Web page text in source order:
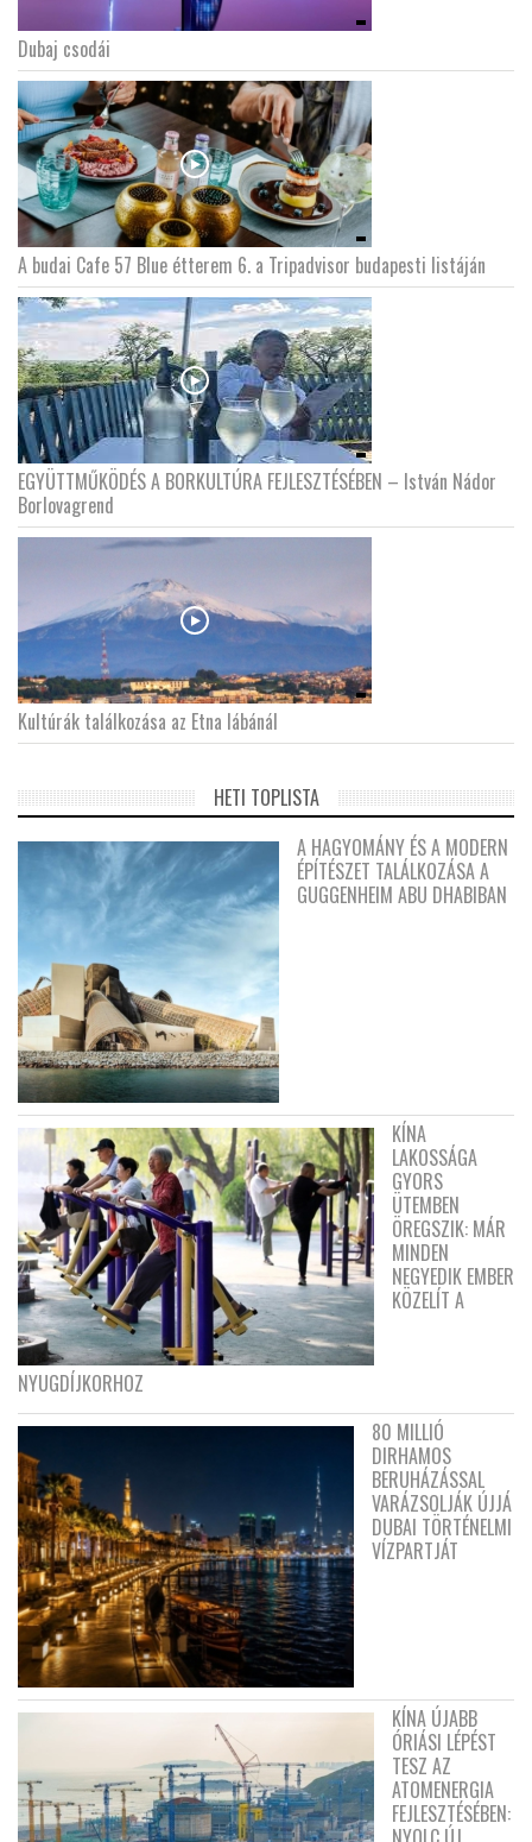
Dubaj csodái
A budai Cafe 57 Blue étterem 6. a Tripadvisor budapesti listáján
EGYÜTTMŰKÖDÉS A BORKULTÚRA FEJLESZTÉSÉBEN – István Nádor
Borlovagrend
Kultúrák találkozása az Etna lábánál
HETI TOPLISTA
A HAGYOMÁNY ÉS A MODERN
ÉPÍTÉSZET TALÁLKOZÁSA A
GUGGENHEIM ABU DHABIBAN
KÍNA
LAKOSSÁGA
GYORS
ÜTEMBEN
ÖREGSZIK: MÁR
MINDEN
NEGYEDIK EMBER
KÖZELÍT A
NYUGDÍJKORHOZ
80 MILLIÓ
DIRHAMOS
BERUHÁZÁSSAL
VARÁZSOLJÁK ÚJJÁ
DUBAI TÖRTÉNELMI
VÍZPARTJÁT
KÍNA ÚJABB
ÓRIÁSI LÉPÉST
TESZ AZ
ATOMENERGIA
FEJLESZTÉSÉBEN: